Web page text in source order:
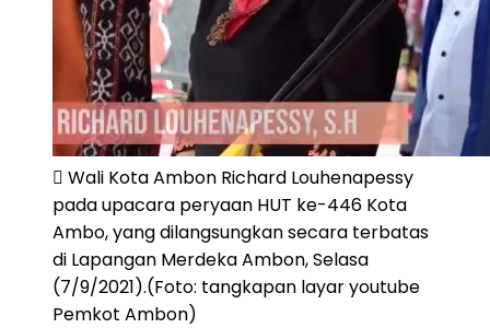
Wali Kota Ambon Richard Louhenapessy
pada upacara peryaan HUT ke-446 Kota
Ambo, yang dilangsungkan secara terbatas
di Lapangan Merdeka Ambon, Selasa
(7/9/2021).(Foto: tangkapan layar youtube
Pemkot Ambon)